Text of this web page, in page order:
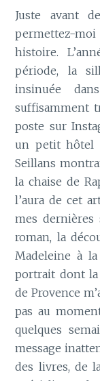
Juste avant
permettez-
histoire.
période, la
insinuée
suffisamment
poste sur
un petit hôtel
Seillans
la chaise de
l’aura de cet
mes dernières
roman, la
Madeleine à
portrait dont la
de Provence
pas au
quelques
message
des livres, de